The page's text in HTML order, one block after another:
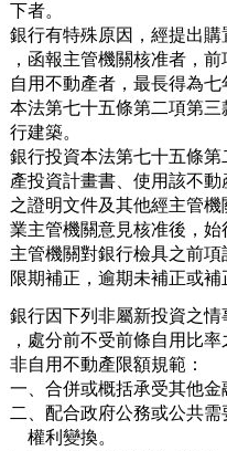
下者。
銀行有特殊原因，經提出
，函報主管機關核准者，
自用不動產者，最長得為七
本法第七十五條第二項第
行建築。
銀行投資本法第七十五條
產投資計畫書、使用該不
之證明文件及其他經主管
業主管機關意見核准後，始
主管機關對銀行檢具之前
限期補正，逾期未補正或
銀行因下列非屬新投資之
，處分前不受前條自用比
非自用不動產限額規範：
一、合併或概括承受其他金
二、配合政府公務或公共
    權利變換。